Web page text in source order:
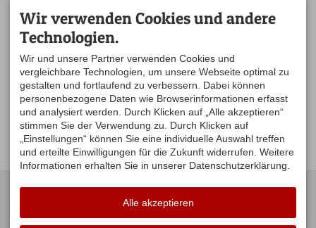
KONTAKT
Hauptstraße 16
UNSERE
ÖFFNUNGSZEITEN:
Wir verwenden Cookies und andere
Technologien.
Wir und unsere Partner verwenden Cookies und
vergleichbare Technologien, um unsere Webseite optimal zu
gestalten und fortlaufend zu verbessern. Dabei können
personenbezogene Daten wie Browserinformationen erfasst
und analysiert werden. Durch Klicken auf „Alle akzeptieren“
stimmen Sie der Verwendung zu. Durch Klicken auf
„Einstellungen“ können Sie eine individuelle Auswahl treffen
und erteilte Einwilligungen für die Zukunft widerrufen. Weitere
Informationen erhalten Sie in unserer Datenschutzerklärung.
Alle akzeptieren